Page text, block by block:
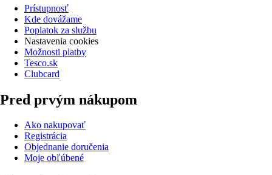
Prístupnosť
Kde dovážame
Poplatok za službu
Nastavenia cookies
Možnosti platby
Tesco.sk
Clubcard
Pred prvým nákupom
Ako nakupovať
Registrácia
Objednanie doručenia
Moje obľúbené